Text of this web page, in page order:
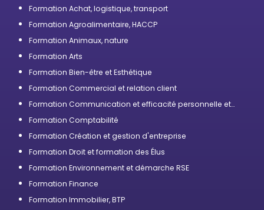
Formation Achat, logistique, transport
Formation Agroalimentaire, HACCP
Formation Animaux, nature
Formation Arts
Formation Bien-être et Esthétique
Formation Commercial et relation client
Formation Communication et efficacité personnelle et
Formation Comptabilité
Formation Création et gestion d'entreprise
Formation Droit et formation des Élus
Formation Environnement et démarche RSE
Formation Finance
Formation Immobilier, BTP